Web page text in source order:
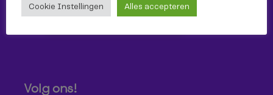
Volg ons!
Cookie Instellingen Alles accepteren